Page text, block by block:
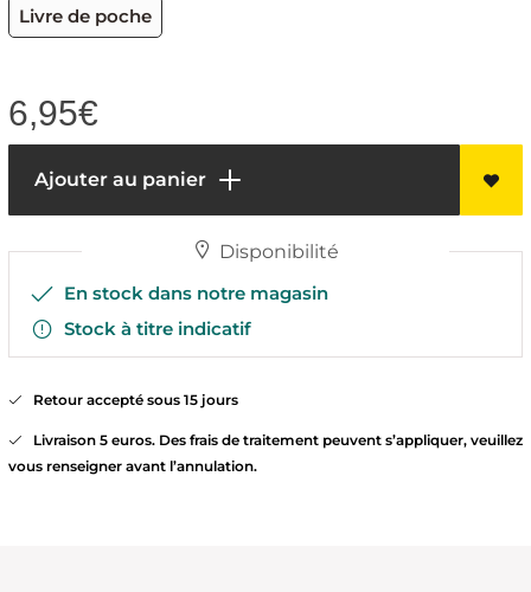
Livre de poche
6,95€
Ajouter au panier
Disponibilité
En stock dans notre magasin
Stock à titre indicatif
Retour accepté sous 15 jours
Livraison 5 euros. Des frais de traitement peuvent s’appliquer, veuillez
vous renseigner avant l’annulation.